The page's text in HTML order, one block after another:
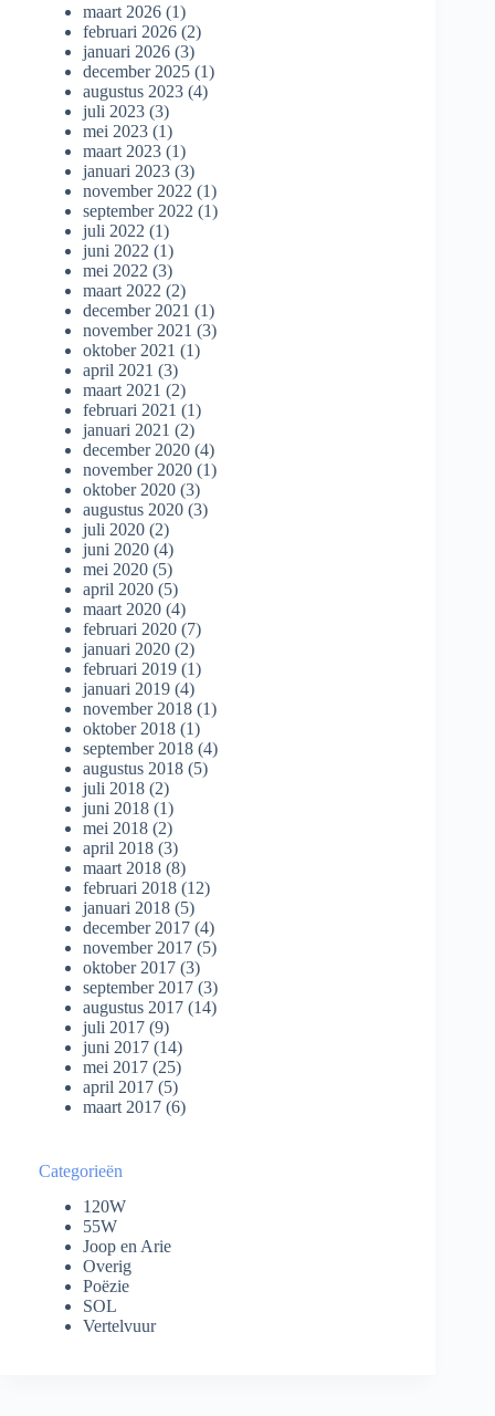
maart 2026 (1)
februari 2026 (2)
januari 2026 (3)
december 2025 (1)
augustus 2023 (4)
juli 2023 (3)
mei 2023 (1)
maart 2023 (1)
januari 2023 (3)
november 2022 (1)
september 2022 (1)
juli 2022 (1)
juni 2022 (1)
mei 2022 (3)
maart 2022 (2)
december 2021 (1)
november 2021 (3)
oktober 2021 (1)
april 2021 (3)
maart 2021 (2)
februari 2021 (1)
januari 2021 (2)
december 2020 (4)
november 2020 (1)
oktober 2020 (3)
augustus 2020 (3)
juli 2020 (2)
juni 2020 (4)
mei 2020 (5)
april 2020 (5)
maart 2020 (4)
februari 2020 (7)
januari 2020 (2)
februari 2019 (1)
januari 2019 (4)
november 2018 (1)
oktober 2018 (1)
september 2018 (4)
augustus 2018 (5)
juli 2018 (2)
juni 2018 (1)
mei 2018 (2)
april 2018 (3)
maart 2018 (8)
februari 2018 (12)
januari 2018 (5)
december 2017 (4)
november 2017 (5)
oktober 2017 (3)
september 2017 (3)
augustus 2017 (14)
juli 2017 (9)
juni 2017 (14)
mei 2017 (25)
april 2017 (5)
maart 2017 (6)
Categorieën
120W
55W
Joop en Arie
Overig
Poëzie
SOL
Vertelvuur